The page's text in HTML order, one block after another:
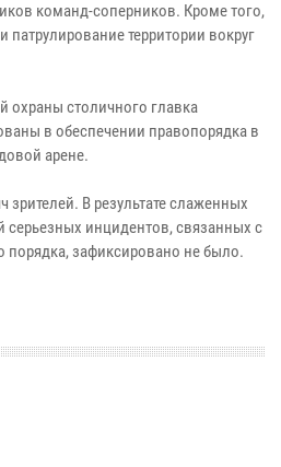
команд-соперников. Кроме того,
территории вокруг
столичного главка
в обеспечении правопорядка в
арене.
зрителей. В результате слаженных
серьезных инцидентов, связанных с
зафиксировано не было.